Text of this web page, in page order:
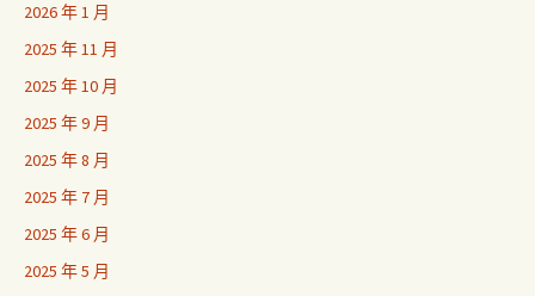
2026 年 1 月
2025 年 11 月
2025 年 10 月
2025 年 9 月
2025 年 8 月
2025 年 7 月
2025 年 6 月
2025 年 5 月